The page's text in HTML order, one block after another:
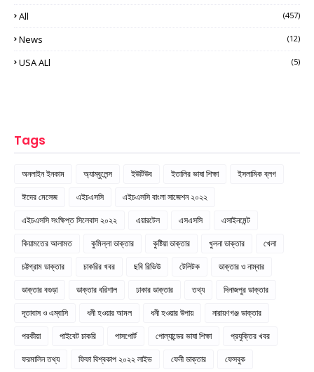
All (457)
News (12)
USA ALl (5)
Tags
অনলাইন ইনকাম অ্যাম্বুলেন্স ইউটিউব ইতালির ভাষা শিক্ষা
ইসলামিক ব্লগ
ঈদের মেসেজ
এইচএসসি
এইচএসসি বাংলা সাজেশন ২০২২
এইচএসসি সংক্ষিপ্ত সিলেবাস ২০২২
এয়ারটেল এসএসসি
এসাইনমেন্ট
কিয়ামতের আলামত
কুমিল্লা ডাক্তার কুষ্টিয়া ডাক্তার খুলনা ডাক্তার
খেলা
চট্টগ্রাম ডাক্তার
চাকরির খবর ছবি রিভিউ টেলিটক
ডাক্তার ও নাম্বার
ডাক্তার বগুড়া
ডাক্তার বরিশাল ঢাকার ডাক্তার তথ্য
দিনাজপুর ডাক্তার
দূতাবাস ও এম্বাসি
ধনী হওয়ার আমল ধনী হওয়ার উপায়
নারায়ণগঞ্জ ডাক্তার
পরকীয়া
পাইবেট চাকরি পাসপোর্ট পোল্যান্ডের ভাষা শিক্ষা
প্রযুক্তির খবর
ফরমালিন তথ্য
ফিফা বিশ্বকাপ ২০২২ লাইভ ফেনী ডাক্তার
ফেসবুক